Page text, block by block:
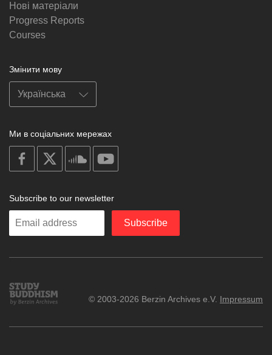
Нові матеріали
Progress Reports
Courses
Змінити мову
Ми в соціальних мережах
on
facebook
soundcloud
Subscribe to our newsletter
Enter
Subscribe
Study
Buddhism
© 2003-2026 Berzin Archives e.V. Impressum